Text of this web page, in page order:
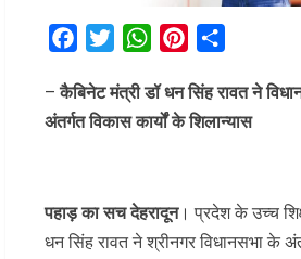
FacebookTwitterWhatsAppPinterest
–कैबिनेट मंत्री डॉ धन सिंह रावत ने
अंतर्गत विकास कार्यों के शिलान्यास
पहाड़ का सच देहरादून। प्रदेश के उच्च
धन सिंह रावत ने श्रीनगर विधानसभा के